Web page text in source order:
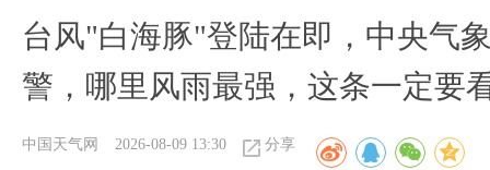
台风"白海豚"登陆在即，中央气
警，哪里风雨最强，这条一定要
中国天气网 2026-08-09 13:30 分享